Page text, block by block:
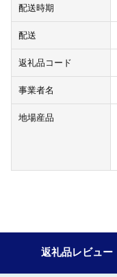
配送時期
配送
返礼品コード
事業者名
地場産品
返礼品レビュー